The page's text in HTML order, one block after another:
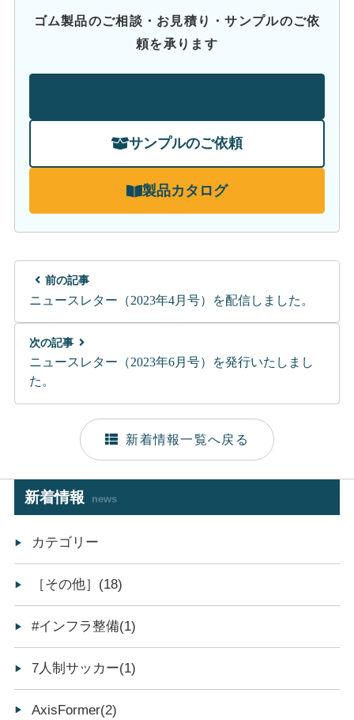
ゴム製品のご相談・お見積り・サンプルのご依
頼を承ります
サンプルのご依頼
製品カタログ
前の記事
ニュースレター（2023年4月号）を配信しました。
次の記事
ニュースレター（2023年6月号）を発行いたしまし
た。
新着情報一覧へ戻る
新着情報 news
カテゴリー
［その他］(18)
#インフラ整備(1)
7人制サッカー(1)
AxisFormer(2)